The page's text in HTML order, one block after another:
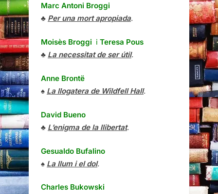
Marc Antoni Broggi
♣ Per una mort apropiada.
Moisès Broggi i Teresa Pous
♣ La necessitat de ser útil.
Anne Brontë
♠ La llogatera de Wildfell Hall.
David Bueno
♣ L’enigma de la llibertat.
Gesualdo Bufalino
♠ La llum i el dol.
Charles Bukowski